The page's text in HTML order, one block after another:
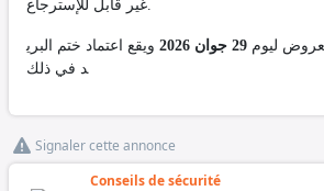
ليوم 29 جوان 2026
ويقع اعتماد ختم البري
د في ذلك
Signaler cette annonce
Conseils de sécurité